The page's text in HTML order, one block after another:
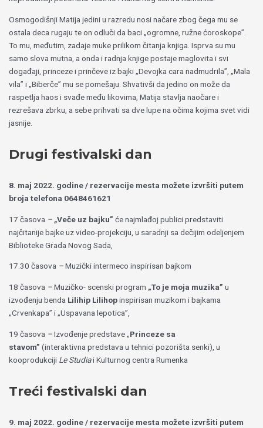
Osmogodišnji Matija jedini u razredu nosi načare zbog čega mu se
ostala deca rugaju teonodluči dabaci„ogromne, ružne ćoroskope”.
To mu, međutim, zadaje muke prilikom čitanja knjiga. Isprva su mu
samo slova mutna, a onda i radnja knjige postaje maglovita i svi
događaji, princeze i prinčeve iz bajki „Devojka cara nadmudrila” , „Mala
vila” i„Biberče” mu se pomešaju.Shvativši da jedino on može da
raspetlja haos i svađe među likovima, Matija stavlja naočare i
rezrešava zbrku, a sebe prihvati sa dve lupe na očima kojima svet vidi
jasnije.
Drugi festivalski dan
8. maj 2022. godine / rezervacije mesta možete izvršiti putem
broja telefona 0648461621
17 časova – „Veče uz bajku” će najmlađoj publici predstaviti
najčitanije bajke uz video-projekciju, u saradnji sa dečijim odeljenjem
Biblioteke Grada Novog Sada,
17.30 časova –Muzički intermeco inspirisan bajkom
18 časova –Muzičko- scenski program „To je moja muzika” u
izvođenju benda Lilihip Lilihopinspirisan muzikom i bajkama
„Crvenkapa” i „Uspavana lepotica”,
19 časova –Izvođenje predstave „Princeze sa
stavom” (interaktivna predstava u tehnici pozorišta senki), u
kooprodukciji Le Studiai Kulturnog centra Rumenka
Treći festivalski dan
9. maj 2022. godine / rezervacije mesta možete izvršiti putem